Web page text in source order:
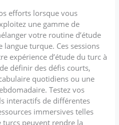
efforts lorsque vous
une gamme de
votre routine d’étude
turque. Ces sessions
expérience d’étude du turc à
définir des défis courts,
quotidiens ou une
Testez vos
interactifs de différentes
immersives telles
peuvent rendre la